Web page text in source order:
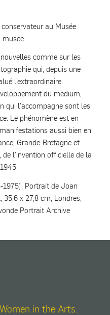
au Musée
comme sur les
qui, depuis une
l’extraordinaire
du medium,
qui l’accompagne sont les
Le phénomène est en
aussi bien en
Grande-Bretagne et
l’invention officielle de la
1975), Portrait de Joan
x 27,8 cm, Londres,
Portrait Archive
in the Arts.